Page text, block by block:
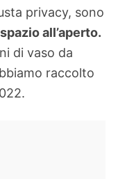
privacy, sono
all’aperto.
di vaso da
raccolto